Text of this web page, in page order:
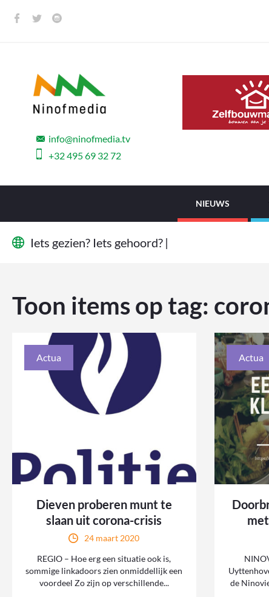
info@ninofmedia.tv
+32 495 69 32 72
NIEUWS
Iets gezien? Iets gehoord? W
Toon items op tag:
Actua
Dieven proberen munt te
slaan uit corona-crisis
24 maart 2020
REGIO – Hoe erg een situatie ook is,
sommige linkadoors zien onmiddellijk een
voordeel Zo zijn op verschillende...
Actua
de